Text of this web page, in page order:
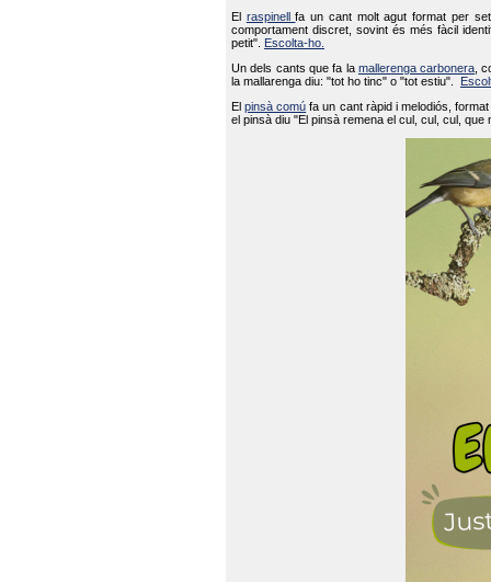
El raspinellfa un cant molt agut format per
comportament discret, sovint és més fàcil
petit".
Escolta-ho.
Un dels cants que fa la mallerenga carbonera ,
la mallarenga diu: "tot ho tinc" o "tot estiu".
Elpinsà comú fa un cant ràpid i melodiós,
el pinsà diu "El pinsà remena el cul, cul, cul,